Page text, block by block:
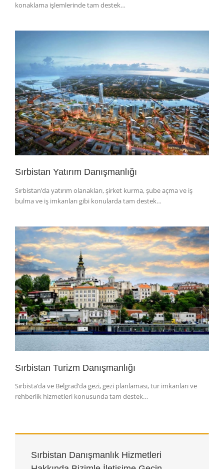
konaklama işlemlerinde tam destek…
Sırbistan Yatırım Danışmanlığı
Sırbistan’da yatırım olanakları, şirket kurma, şube açma ve iş
bulma ve iş imkanları gibi konularda tam destek…
Sırbistan Turizm Danışmanlığı
Sırbista’da ve Belgrad’da gezi, gezi planlaması, tur imkanları ve
rehberlik hizmetleri konusunda tam destek…
Sırbistan Danışmanlık Hizmetleri